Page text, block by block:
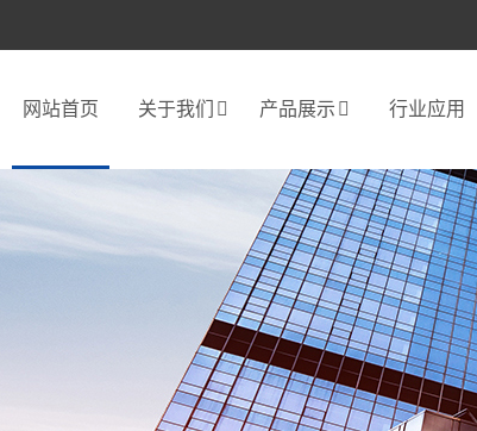
网站首页 关于我们 产品展示 行业应用